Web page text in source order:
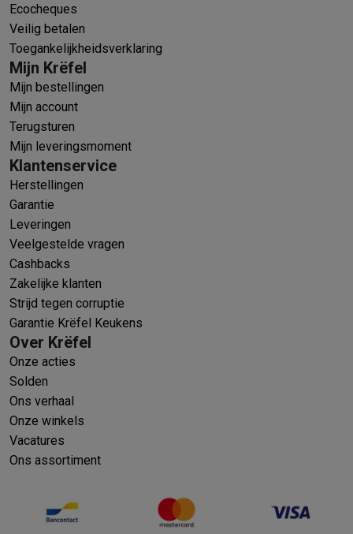
Ecocheques
Veilig betalen
Toegankelijkheidsverklaring
Mijn Krëfel
Mijn bestellingen
Mijn account
Terugsturen
Mijn leveringsmoment
Klantenservice
Herstellingen
Garantie
Leveringen
Veelgestelde vragen
Cashbacks
Zakelijke klanten
Strijd tegen corruptie
Garantie Krëfel Keukens
Over Krëfel
Onze acties
Solden
Ons verhaal
Onze winkels
Vacatures
Ons assortiment